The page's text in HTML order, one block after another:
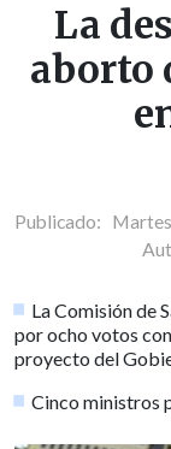
La
aborto
Publicado:
La Comisión de
por ocho votos
proyecto del
Cinco ministros